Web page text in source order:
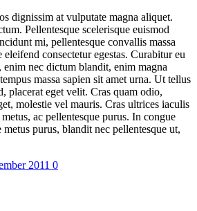
dignissim at vulputate magna aliquet.
Pellentesque scelerisque euismod
mi, pellentesque convallis massa
eleifend consectetur egestas. Curabitur eu
nec dictum blandit, enim magna
massa sapien sit amet urna. Ut tellus
placerat eget velit. Cras quam odio,
molestie vel mauris. Cras ultrices iaculis
ac pellentesque purus. In congue
purus, blandit nec pellentesque ut,
2011 0